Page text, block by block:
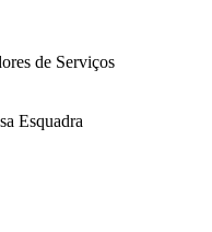
de Serviços
Esquadra